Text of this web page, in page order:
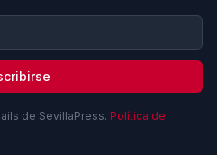
de SevillaPress. Política de